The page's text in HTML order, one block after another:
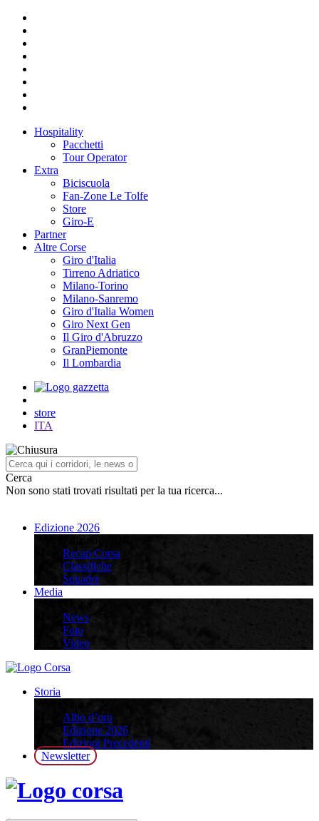
Hospitality
Pacchetti
Tour Operator
Extra
Biciscuola
Fan-Zone Le Tolfe
Store
Giro-E
Partner
Altre Corse
Giro d'Italia
Tirreno Adriatico
Milano-Torino
Milano-Sanremo
Giro d'Italia Women
Giro Next Gen
Il Giro d'Abruzzo
GranPiemonte
Il Lombardia
store
ITA
Cerca
Non sono stati trovati risultati per la tua ricerca...
Edizione 2026
Recap Corsa
Classifiche
Squadre
Media
News
Foto
Video
Storia
Albo d’oro
Edizione 2026
Edizioni Precedenti
Newsletter